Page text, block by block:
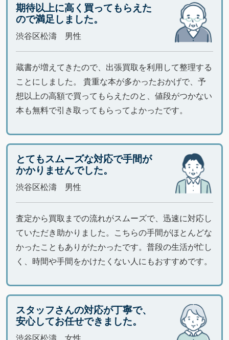
期待以上に高く買ってもらえた
ので満足しました。
渋谷区松濤 男性
蔵書が増えてきたので、出張買取を利用して整理する
ことにしました。 貴重な本が多かったおかげで、予
想以上の高額で買ってもらえたのと、値段がつかない
本も無料で引き取ってもらってよかったです。
とてもスムーズな対応で手間が
かかりませんでした。
渋谷区松濤 男性
査定から買取までの流れがスムーズで、迅速に対応し
ていただき助かりました。こちらの手間がほとんどな
かったこともありがたかったです。普段の生活が忙し
く、時間や手間をかけたくない人にもおすすめです。
スタッフさんの対応が丁寧で、
安心してお任せできました。